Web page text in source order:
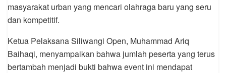
masyarakat urban yang mencari olahraga baru yang seru
dan kompetitif.
Ketua Pelaksana Siliwangi Open, Muhammad Ariq
Baihaqi, menyampaikan bahwa jumlah peserta yang terus
bertambah menjadi bukti bahwa event ini mendapat